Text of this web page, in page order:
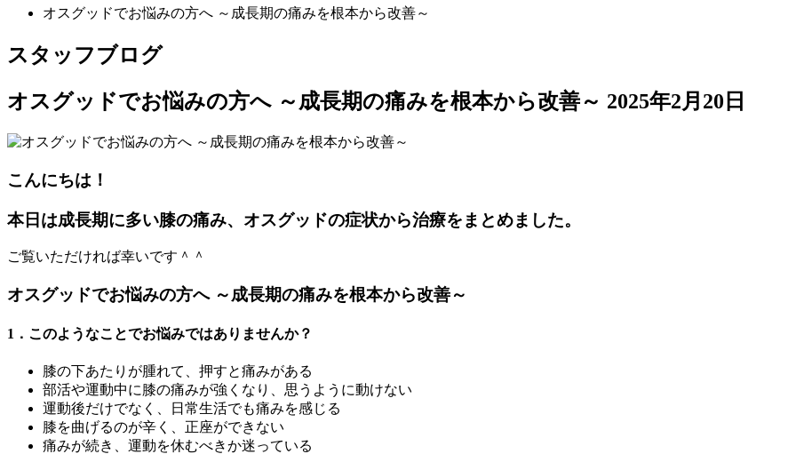
オスグッドでお悩みの方へ ～成長期の痛みを根本から改善～
スタッフブログ
オスグッドでお悩みの方へ ～成長期の痛みを根本から改善～ 2025年2月20日
こんにちは！
本日は成長期に多い膝の痛み、オスグッドの症状から治療をまとめました。
ご覧いただければ幸いです＾＾
オスグッドでお悩みの方へ ～成長期の痛みを根本から改善～
1．このようなことでお悩みではありませんか？
膝の下あたりが腫れて、押すと痛みがある
部活や運動中に膝の痛みが強くなり、思うように動けない
運動後だけでなく、日常生活でも痛みを感じる
膝を曲げるのが辛く、正座ができない
痛みが続き、運動を休むべきか迷っている